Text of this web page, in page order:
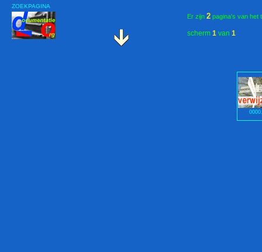
ZOEKPAGINA
Er zijn 2 pagina's van het
scherm 1 van 1